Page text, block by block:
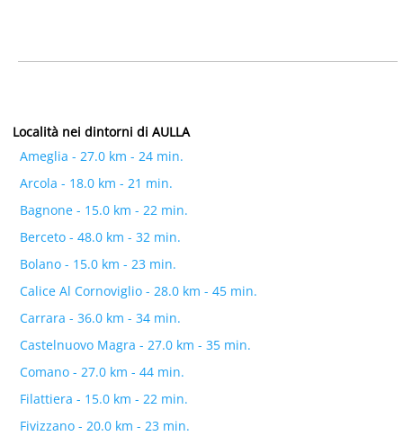
Località nei dintorni di AULLA
Ameglia - 27.0 km - 24 min.
Arcola - 18.0 km - 21 min.
Bagnone - 15.0 km - 22 min.
Berceto - 48.0 km - 32 min.
Bolano - 15.0 km - 23 min.
Calice Al Cornoviglio - 28.0 km - 45 min.
Carrara - 36.0 km - 34 min.
Castelnuovo Magra - 27.0 km - 35 min.
Comano - 27.0 km - 44 min.
Filattiera - 15.0 km - 22 min.
Fivizzano - 20.0 km - 23 min.